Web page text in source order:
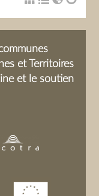
et Territoires
et le soutien